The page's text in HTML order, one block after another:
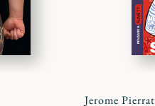
Jerome Pierrat